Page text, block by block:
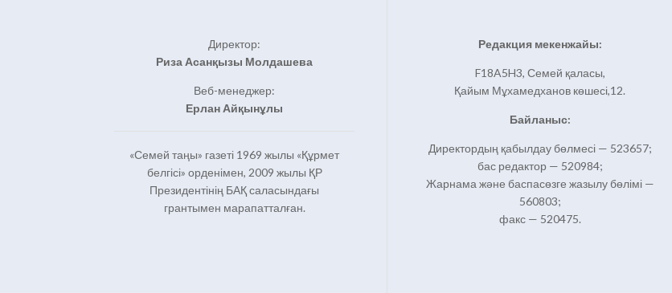
Директор:
Риза Асанқызы Молдашева
Веб-менеджер:
Ерлан Айқынұлы
«Семей таңы» газеті 1969 жылы «Құрмет
белгісі» орденімен, 2009 жылы ҚР
Президентінің БАҚ саласындағы
грантымен марапатталған.
Редакция мекенжайы:
F18A5H3, Семей қаласы,
Қайым Мұхамедханов көшесі,12.
Байланыс:
Директордың қабылдау бөлмесі — 523657;
бас редактор — 520984;
Жарнама және баспасөзге жазылу бөлімі —
560803;
факс — 520475.